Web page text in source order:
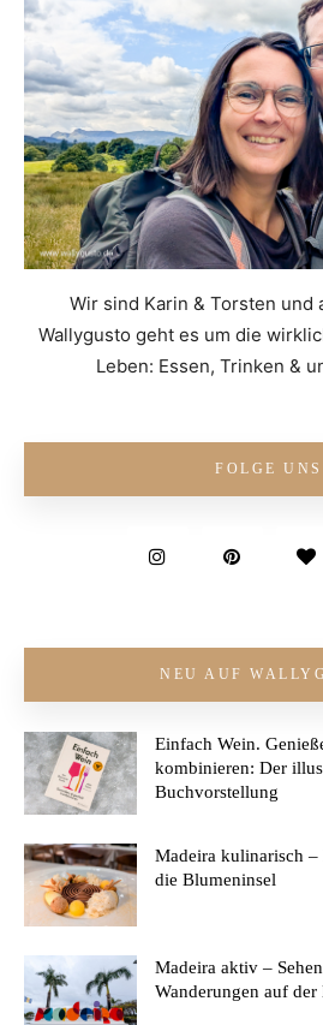
Wir sind Karin & Torsten und
Wallygusto geht es um die
Leben: Essen, Trinken &
FOLGE UNS
NEU AUF
Einfach Wein.
kombinieren: Der
Buchvorstellung
Madeira kulinarisch
die Blumeninsel
Madeira aktiv –
Wanderungen auf der